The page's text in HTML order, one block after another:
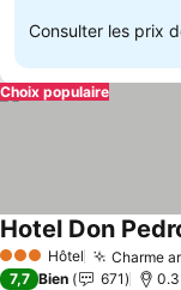
Consulter les prix
Choix populaire
3 ÉtoilesHôtel Charme
Hotel Don
7,7 Bien 671 0.3